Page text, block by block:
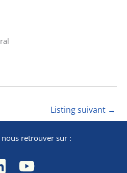
Listing suivant →
retrouver sur :